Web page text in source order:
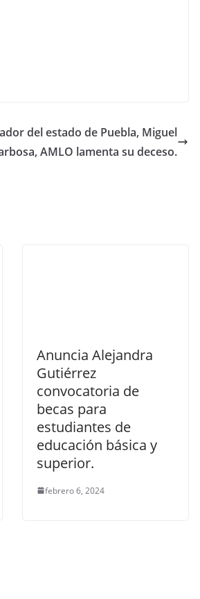
del estado de Puebla, Miguel
AMLO lamenta su deceso.
Anuncia Alejandra
Gutiérrez
convocatoria de
becas para
estudiantes de
educación básica y
superior.
febrero 6, 2024